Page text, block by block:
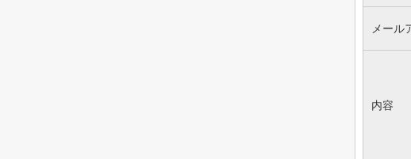
メール
内容